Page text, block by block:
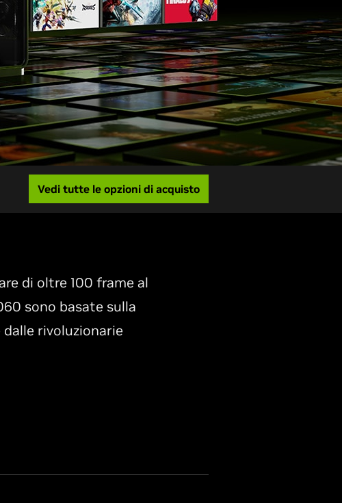
Vedi tutte le opzioni di acquisto
di oltre 100 frame al
sono basate sulla
rivoluzionarie